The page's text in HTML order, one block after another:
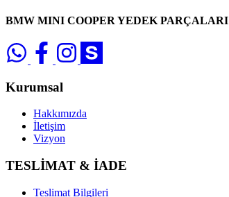
BMW MINI COOPER YEDEK PARÇALARI
Kurumsal
Hakkımızda
İletişim
Vizyon
TESLİMAT & İADE
Teslimat Bilgileri